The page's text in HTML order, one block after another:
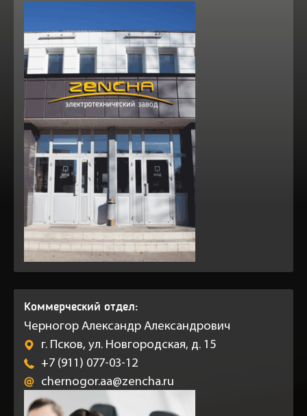
Коммерческий отдел:
Черногор Александр Александрович
г. Псков, ул. Новгородская, д. 15
+7 (911) 077-03-12
chernogor.aa@zencha.ru